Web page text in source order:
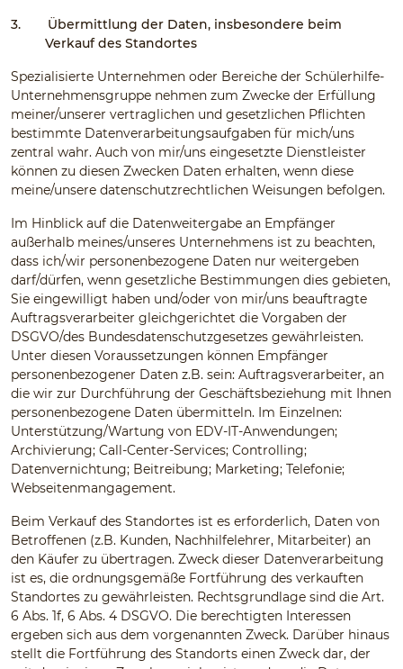
3.
Übermittlung der Daten, insbesondere beim
Verkauf des Standortes
Spezialisierte Unternehmen oder Bereiche der Schülerhilfe-
Unternehmensgruppe nehmen zum Zwecke der Erfüllung
meiner/unserer vertraglichen und gesetzlichen Pflichten
bestimmte Datenverarbeitungsaufgaben für mich/uns
zentral wahr. Auch von mir/uns eingesetzte Dienstleister
können zu diesen Zwecken Daten erhalten, wenn diese
meine/unsere datenschutzrechtlichen Weisungen befolgen.
Im Hinblick auf die Datenweitergabe an Empfänger
außerhalb meines/unseres Unternehmens ist zu beachten,
dass ich/wir personenbezogene Daten nur weitergeben
darf/dürfen, wenn gesetzliche Bestimmungen dies gebieten,
Sie eingewilligt haben und/oder von mir/uns beauftragte
Auftragsverarbeiter gleichgerichtet die Vorgaben der
DSGVO/des Bundesdatenschutzgesetzes gewährleisten.
Unter diesen Voraussetzungen können Empfänger
personenbezogener Daten z.B. sein: Auftragsverarbeiter, an
die wir zur Durchführung der Geschäftsbeziehung mit Ihnen
personenbezogene Daten übermitteln. Im Einzelnen:
Unterstützung/Wartung von EDV-IT-Anwendungen;
Archivierung; Call-Center-Services; Controlling;
Datenvernichtung; Beitreibung; Marketing; Telefonie;
Webseitenmangagement.
Beim Verkauf des Standortes ist es erforderlich, Daten von
Betroffenen (z.B. Kunden, Nachhilfelehrer, Mitarbeiter) an
den Käufer zu übertragen. Zweck dieser Datenverarbeitung
ist es, die ordnungsgemäße Fortführung des verkauften
Standortes zu gewährleisten. Rechtsgrundlage sind die Art.
6 Abs. 1f, 6 Abs. 4 DSGVO. Die berechtigten Interessen
ergeben sich aus dem vorgenannten Zweck. Darüber hinaus
stellt die Fortführung des Standorts einen Zweck dar, der